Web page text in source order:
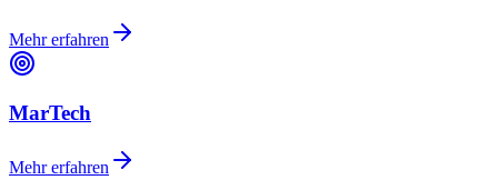
Mehr erfahren
MarTech
Mehr erfahren